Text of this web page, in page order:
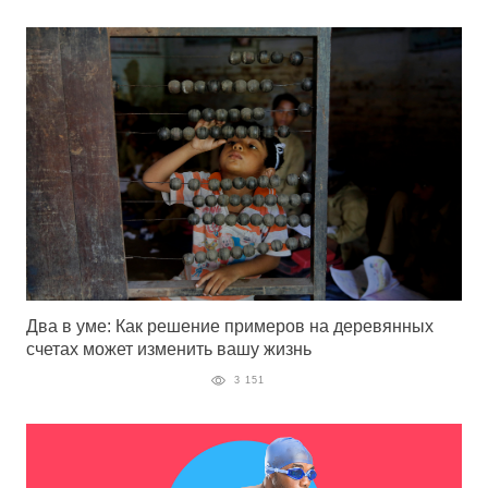
Два в уме: Как решение примеров на деревянных
счетах может изменить вашу жизнь
3 151